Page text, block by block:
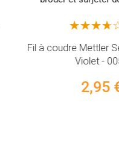
Fil à coudre Mettler
Violet -
2,95